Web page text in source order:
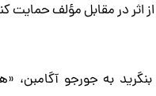
از اثر در مقابل مؤلف حمایت
بنگرید به جورجو آگامبن،